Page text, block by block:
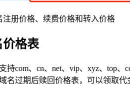
注册价格、续费价格和转入价格
价格表
持com、cn、net、vip、xyz、top
名过期后赎回价格表，可以领取代